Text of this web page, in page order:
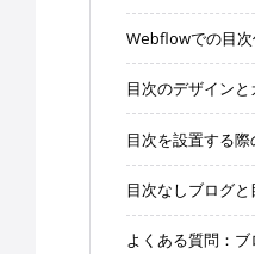
Webflowでの目
目次のデザイン
目次を設置する際
目次なしブログ
よくある質問：